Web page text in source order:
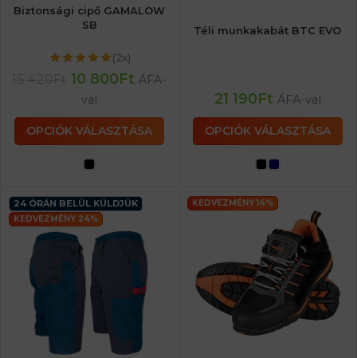
Biztonsági cipő GAMALOW
SB
(2x)
10 800Ft ÁFA-
val
OPCIÓK VÁLASZTÁSA
Téli munkakabát BTC EVO
21 190Ft ÁFA-val
OPCIÓK VÁLASZTÁSA
24 ÓRÁN BELÜL KÜLDJÜK
KEDVEZMÉNY 24%
KEDVEZMÉNY 14%